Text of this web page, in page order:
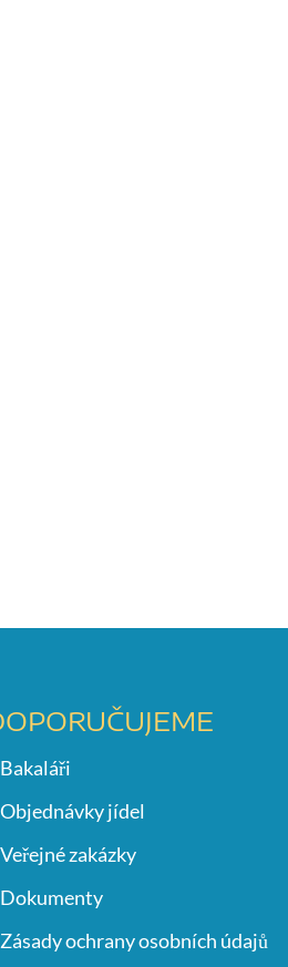
Bakaláři
Objednávky jídel
Veřejné zakázky
Dokumenty
Zásady ochrany osobních údajů